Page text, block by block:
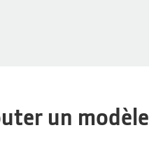
un modèle